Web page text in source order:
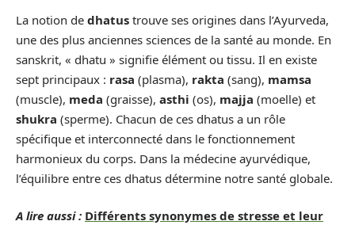
La notion de dhatus trouve ses origines dans l’Ayurveda,
une des plus anciennes sciences de la santé au monde. En
sanskrit, « dhatu » signifie élément ou tissu. Il en existe
sept principaux : rasa (plasma), rakta (sang), mamsa
(muscle), meda (graisse), asthi (os), majja (moelle) et
shukra (sperme). Chacun de ces dhatus a un rôle
spécifique et interconnecté dans le fonctionnement
harmonieux du corps. Dans la médecine ayurvédique,
l’équilibre entre ces dhatus détermine notre santé globale.
A lire aussi : Différents synonymes de stresse et leur